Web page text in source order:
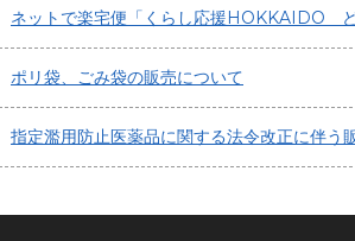
ネットで楽宅便「くらし応援HOKKAIDO
ポリ袋、ごみ袋の販売について
指定濫用防止医薬品に関する法令改正に伴う